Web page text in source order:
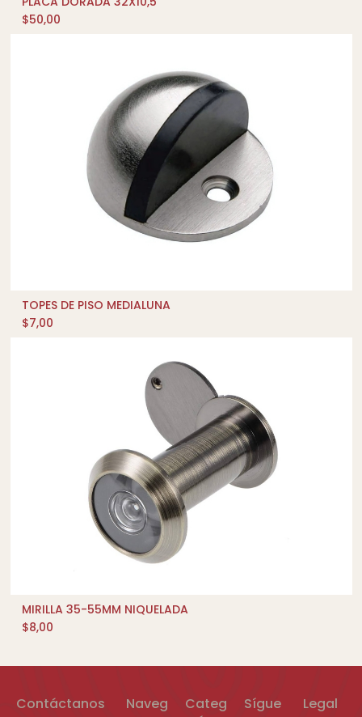
AÑADIR AL CARRITO
$50,00
QUICK SHOP
TOPES DE PISO MEDIALUNA
$7,00
AÑADIR AL CARRITO
MIRILLA 35-55MM NIQUELADA
$8,00
Contáctanos
Naveg
Categ
Sígue
Legal